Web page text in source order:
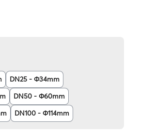
DN25 - Φ34mm
DN50 - Φ60mm
DN100 - Φ114mm